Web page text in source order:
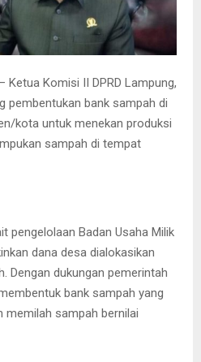
Ketua Komisi II DPRD Lampung,
pembentukan bank sampah di
kota untuk menekan produksi
sampah di tempat
pengelolaan Badan Usaha Milik
dana desa dialokasikan
Dengan dukungan pemerintah
bank sampah yang
sampah bernilai